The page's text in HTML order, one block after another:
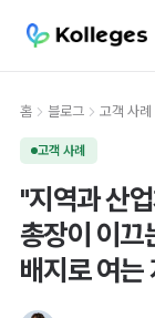
홈 블로그 고객 사례
고객 사례
"지역과 산
총장이 이끄
배지로 여는